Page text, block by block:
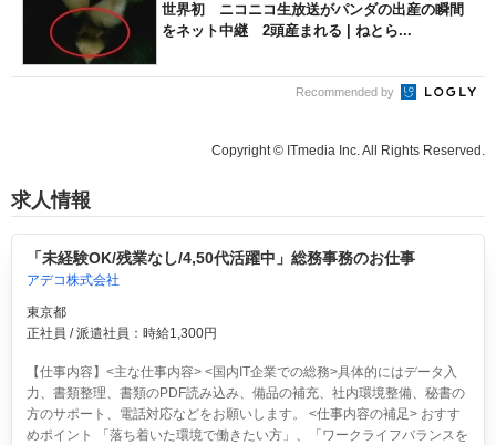
世界初 ニコニコ生放送がパンダの出産の瞬間
をネット中継 2頭産まれる | ねとら...
Recommended by
Copyright © ITmedia Inc. All Rights Reserved.
求人情報
「未経験OK/残業なし/4,50代活躍中」総務事務のお仕事
アデコ株式会社
東京都
正社員 / 派遣社員：時給1,300円
【仕事内容】<主な仕事内容> <国内IT企業での総務>具体的にはデータ入
力、書類整理、書類のPDF読み込み、備品の補充、社内環境整備、秘書の
方のサポート、電話対応などをお願いします。 <仕事内容の補足> おすす
めポイント 「落ち着いた環境で働きたい方」、「ワークライフバランスを